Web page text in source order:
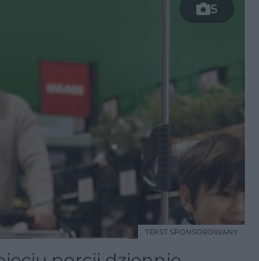
5
TEKST SPONSOROWANY